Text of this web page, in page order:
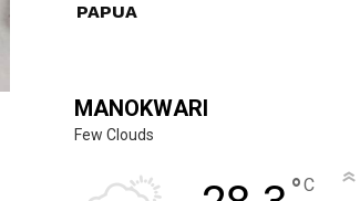
PAPUA
MANOKWARI
Few Clouds
°C